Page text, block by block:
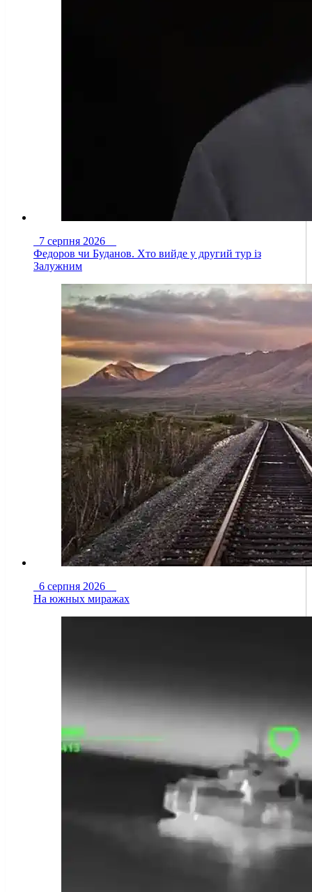
7 серпня 2026
Федоров чи Буданов. Хто вийде у другий тур із
Залужним
6 серпня 2026
На южных миражах